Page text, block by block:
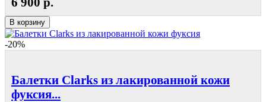
В корзину
-20%
Балетки Clarks из лакированной кожи
фуксия...